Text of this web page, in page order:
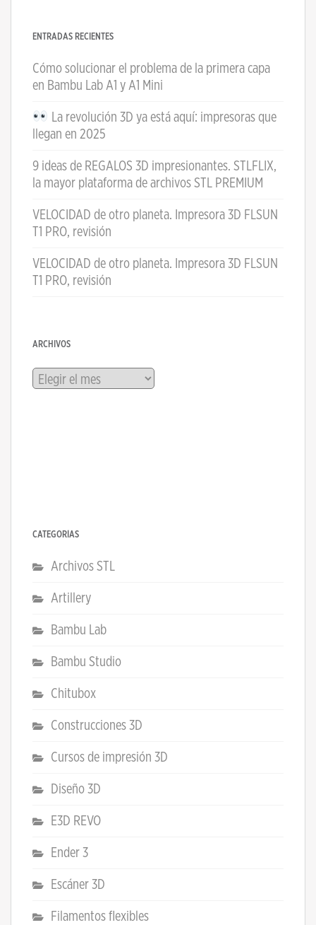
ENTRADAS RECIENTES
Cómo solucionar el problema de la primera capa
en Bambu Lab A1 y A1 Mini
La revolución 3D ya está aquí: impresoras que
llegan en 2025
9 ideas de REGALOS 3D impresionantes. STLFLIX,
la mayor plataforma de archivos STL PREMIUM
VELOCIDAD de otro planeta. Impresora 3D FLSUN
T1 PRO, revisión
VELOCIDAD de otro planeta. Impresora 3D FLSUN
T1 PRO, revisión
ARCHIVOS
Archivos
CATEGORÍAS
Archivos STL
Artillery
Bambu Lab
Bambu Studio
Chitubox
Construcciones 3D
Cursos de impresión 3D
Diseño 3D
E3D REVO
Ender 3
Escáner 3D
Filamentos flexibles